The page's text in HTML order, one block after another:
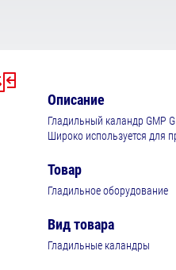
Описание
Гладильный каландр GMP
Широко используется для
Товар
Гладильное оборудование
Вид товара
Гладильные каландры